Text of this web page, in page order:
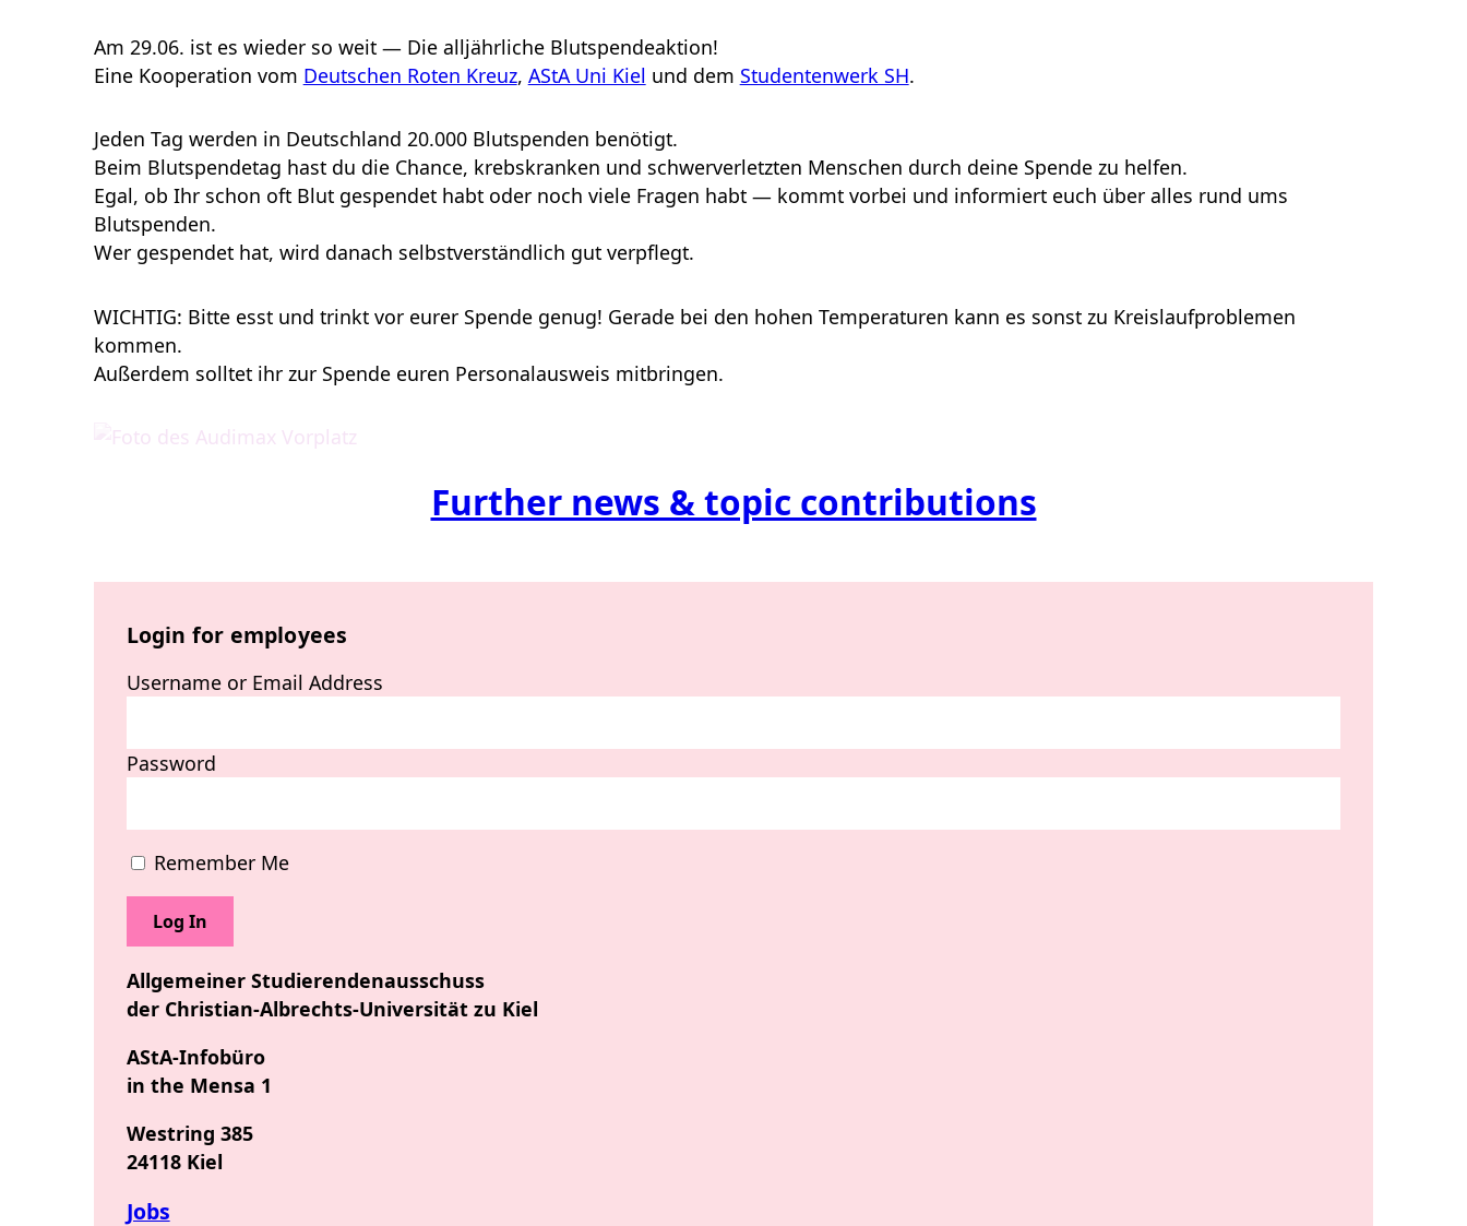
Am 29.06. ist es wieder so weit — Die alljährliche Blutspendeaktion!
Eine Kooperation vom Deutschen Roten Kreuz, AStA Uni Kiel und dem Studentenwerk SH.
Jeden Tag werden in Deutschland 20.000 Blutspenden benötigt.
Beim Blutspendetag hast du die Chance, krebskranken und schwerverletzten Menschen durch deine Spende zu helfen.
Egal, ob Ihr schon oft Blut gespendet habt oder noch viele Fragen habt — kommt vorbei und informiert euch über alles rund ums
Blutspenden.
Wer gespendet hat, wird danach selbstverständlich gut verpflegt.
WICHTIG: Bitte esst und trinkt vor eurer Spende genug! Gerade bei den hohen Temperaturen kann es sonst zu Kreislaufproblemen
kommen.
Außerdem solltet ihr zur Spende euren Personalausweis mitbringen.
Further news & topic contributions
Login for employees
Username or Email Address
Password
Remember Me
Allgemeiner Studierendenausschuss
der Christian-Albrechts-Universität zu Kiel
AStA-Infobüro
in the Mensa 1
Westring 385
24118 Kiel
Jobs